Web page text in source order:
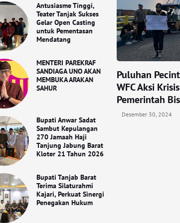
Antusiasme Tinggi,
Teater Tanjak Sukses
Gelar Open Casting
untuk Pementasan
Mendatang
MENTERI PAREKRAF
SANDIAGA UNO AKAN
MEMBUKA ARAKAN
SAHUR
Bupati Anwar Sadat
Sambut Kepulangan
270 Jamaah Haji
Tanjung Jabung Barat
Kloter 21 Tahun 2026
Bupati Tanjab Barat
Terima Silaturahmi
Kajari, Perkuat Sinergi
Penegakan Hukum
Puluhan
WFC Aksi
Pemerintah
Desember 30, 2024